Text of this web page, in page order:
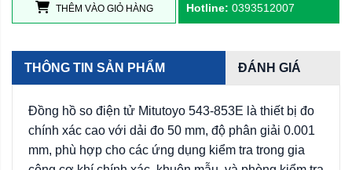
THÊM VÀO GIỎ HÀNG Hotline: 0393512007
THÔNG TIN SẢN PHẨM ĐÁNH GIÁ
Đồng hồ so điện tử Mitutoyo 543-853E là thiết bị đo
chính xác cao với dải đo 50 mm, độ phân giải 0.001
mm, phù hợp cho các ứng dụng kiểm tra trong gia